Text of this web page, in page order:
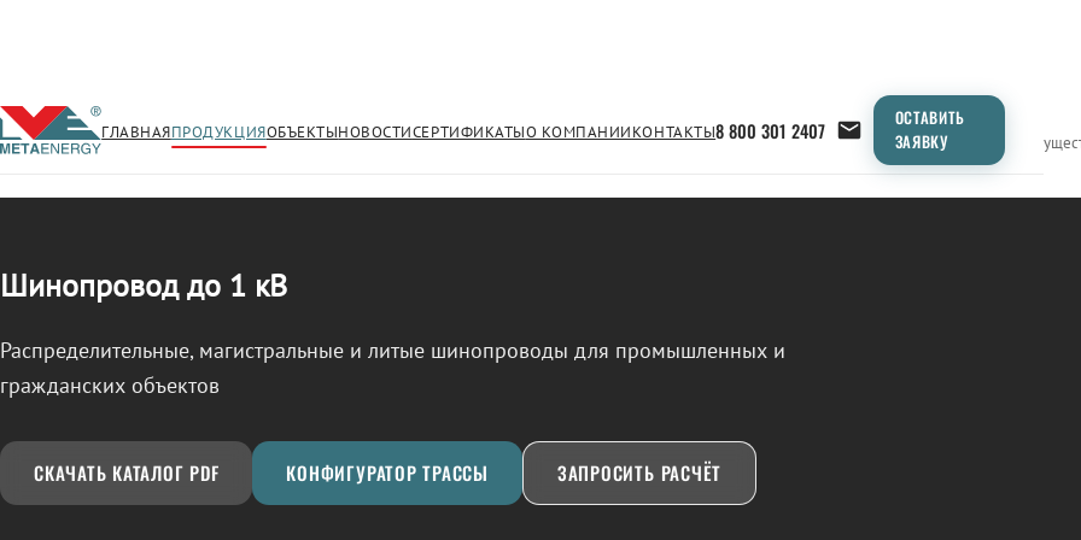
ГЛАВНАЯПРОДУКЦИЯОБЪЕКТЫНОВОСТИСЕРТИФИКАТЫО КОМПАНИИКОНТАКТЫ8 800 301 2407
ОСТАВИТЬ
ЗАЯВКУ
← Продукция/ШИНОПРОВОД Применение Продукция ТипоразмерыСравнение
Шинопровод до 1 кВ
Распределительные, магистральные и литые шинопроводы для промышленных и
гражданских объектов
СКАЧАТЬ КАТАЛОГ PDF КОНФИГУРАТОР ТРАССЫ ЗАПРОСИТЬ РАСЧЁТ